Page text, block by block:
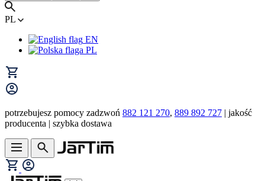
PL
EN
PL
potrzebujesz pomocy zadzwoń 882 121 270, 889 892 727 | jakość
producenta | szybka dostawa